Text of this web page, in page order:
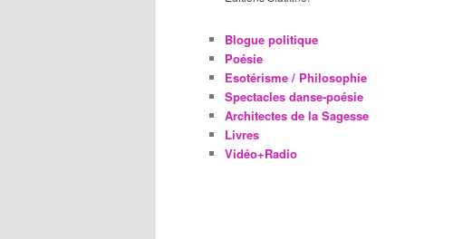
Blogue politique
Poésie
Esotérisme / Philosophie
Spectacles danse-poésie
Architectes de la Sagesse
Livres
Vidéo+Radio